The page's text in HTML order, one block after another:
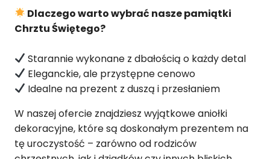
Dlaczego warto wybrać nasze pamiątki
Chrztu Świętego?
Starannie wykonane z dbałością o każdy detal
Eleganckie, ale przystępne cenowo
Idealne na prezent z duszą i przesłaniem
W naszej ofercie znajdziesz wyjątkowe aniołki
dekoracyjne, które są doskonałym prezentem na
tę uroczystość – zarówno od rodziców